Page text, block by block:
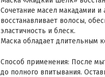
Сочетание масел макадамии
восстанавливает волосы,
эластичность и блеск.
Маска обладает
Способ применения: После
до полного впитывания.